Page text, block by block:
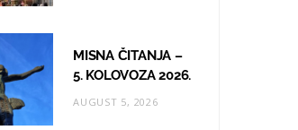
MISNA ČITANJA –
5. KOLOVOZA 2026.
AUGUST 5, 2026